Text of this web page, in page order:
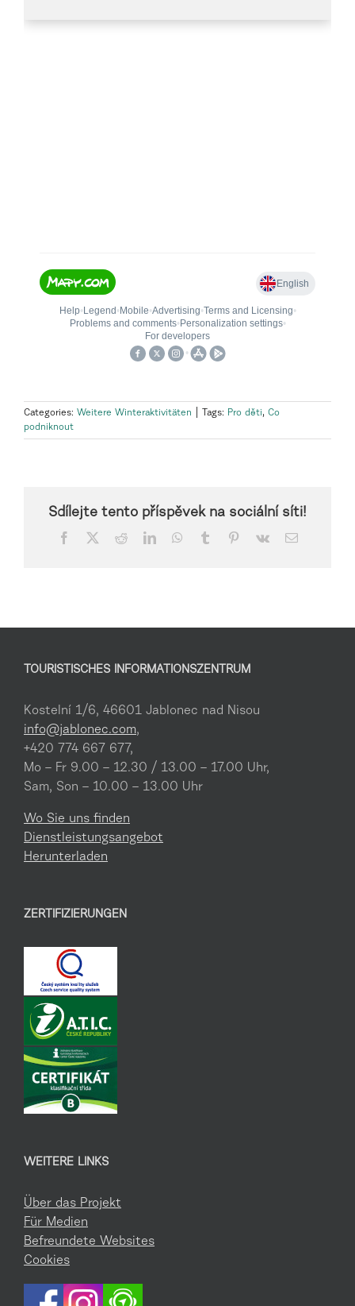
Categories: Weitere Winteraktivitäten Tags: Pro děti, Co
podniknout
Sdílejte tento příspěvek na sociální síti!
Facebook RedditLinkedInWhatsApp
Tumblr Pinterest
Vk Email
TOURISTISCHES INFORMATIONSZENTRUM
Kostelní 1/6, 46601 Jablonec nad Nisou
info@jablonec.com,
+420 774 667 677,
Mo – Fr 9.00 – 12.30 / 13.00 – 17.00 Uhr,
Sam, Son – 10.00 – 13.00 Uhr
Wo Sie uns finden
Dienstleistungsangebot
Herunterladen
ZERTIFIZIERUNGEN
WEITERE LINKS
Über das Projekt
Für Medien
Befreundete Websites
Cookies